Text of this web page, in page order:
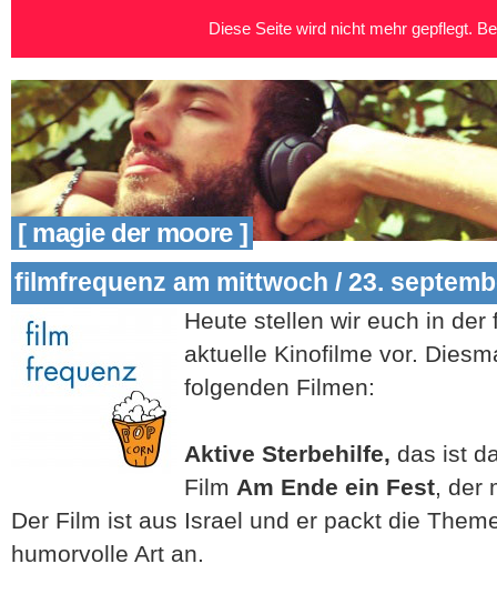
[ magie der moore ]
filmfrequenz am mittwoch / 23.
Heute stellen wir euch in der
aktuelle Kinofilme vor.
folgenden Filmen:
Aktive Sterbehilfe, das ist
Film Am Ende ein Fest, der
Der Film ist aus Israel und er packt die
humorvolle Art an.
Diese Seite wird nicht mehr gepflegt.